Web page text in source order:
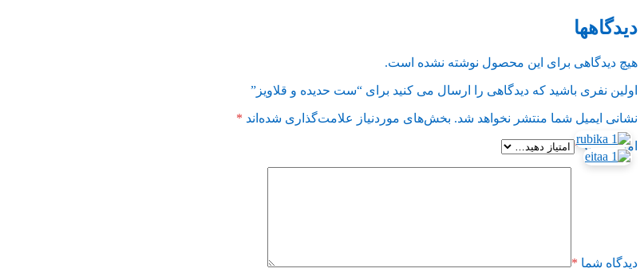
دیدگاهها
هیچ دیدگاهی برای این محصول نوشته نشده است.
اولین نفری باشید که دیدگاهی را ارسال می کنید برای “ست حدیده و قلاویز”
نشانی ایمیل شما منتشر نخواهد شد. بخش‌های موردنیاز علامت‌گذاری شده‌اند *
امتیاز شما*
دیدگاه شما *